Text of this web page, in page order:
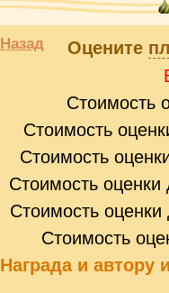
Назад Оцените
Стоимость
Стоимость
Стоимость
Стоимость
Стоимость
Стоимость
Награда и автору